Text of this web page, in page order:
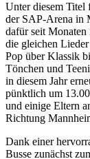
Unter diesem
der SAP-Arena in
dafür seit
die gleichen
Pop über Klassik
Tönchen und
in diesem Jahr
pünktlich um
und einige Eltern
Richtung
Dank einer
Busse zunächst